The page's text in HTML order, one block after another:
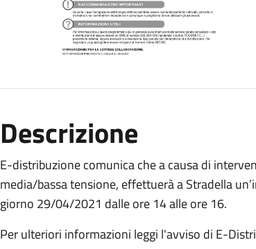
Descrizione
E-distribuzione comunica che a causa di
media/bassa tensione, effettuerà a Stradella
giorno 29/04/2021 dalle ore 14 alle ore 16.
Per ulteriori informazioni leggi l'avviso di E-